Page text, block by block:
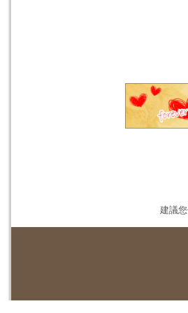
建議